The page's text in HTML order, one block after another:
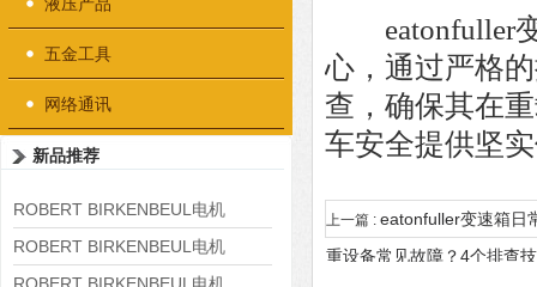
五金工具
网络通讯
新品推荐
ROBERT BIRKENBEUL电机
8APE225M-4-IE3
ROBERT BIRKENBEUL电机
8APE180L-4 IE3
eatonfuller变
心，通过严格
查，确保其在
车安全提供坚
上一篇 : eatonfuller变速箱日
重设备常见故障？4个排查